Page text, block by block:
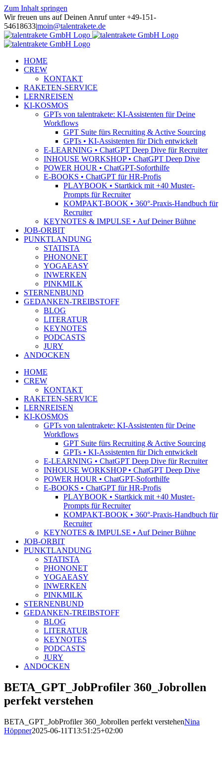
Zum Inhalt springen
Wir freuen uns auf Deinen Anruf unter +49-151-
54618633|moin@talentrakete.de
HOME
CREW
KONTAKT
RAKETEN-SERVICE
LERNREISEN
KI-KOSMOS
GPTs von talentrakete: KI-Assistenten für Deine
Workflows
GPT Suite fürs Recruiting & Active Sourcing
GPTs • KI-Assistenten für Dich entwickelt
E-LEARNING • ChatGPT Deep Dive für Recruiter
INHOUSE WORKSHOP • ChatGPT Deep Dive
POWER HOUR • ChatGPT-Soforthilfe
E-BOOKS • ChatGPT für HR-Profis
PLAYBOOK • Startkick mit +40 Muster-
Prompts für Recruiter
KOMPAKT-BOOK • 360°-Praxis-Handbuch für
Recruiter
KEYNOTES & IMPULSE • Auf Deiner Bühne
JOB-ORBIT
PUNKTLANDUNG
STATISTA
PHONONET
YOGAEASY
INWERKEN
PINKMILK
STERNENBUND
GEDANKEN-TREIBSTOFF
BLOG
LITERATUR
KEYNOTES
PODCASTS
JURY
ANDOCKEN
HOME
CREW
KONTAKT
RAKETEN-SERVICE
LERNREISEN
KI-KOSMOS
GPTs von talentrakete: KI-Assistenten für Deine
Workflows
GPT Suite fürs Recruiting & Active Sourcing
GPTs • KI-Assistenten für Dich entwickelt
E-LEARNING • ChatGPT Deep Dive für Recruiter
INHOUSE WORKSHOP • ChatGPT Deep Dive
POWER HOUR • ChatGPT-Soforthilfe
E-BOOKS • ChatGPT für HR-Profis
PLAYBOOK • Startkick mit +40 Muster-
Prompts für Recruiter
KOMPAKT-BOOK • 360°-Praxis-Handbuch für
Recruiter
KEYNOTES & IMPULSE • Auf Deiner Bühne
JOB-ORBIT
PUNKTLANDUNG
STATISTA
PHONONET
YOGAEASY
INWERKEN
PINKMILK
STERNENBUND
GEDANKEN-TREIBSTOFF
BLOG
LITERATUR
KEYNOTES
PODCASTS
JURY
ANDOCKEN
BETA_GPT_JobProfiler 360_Jobrollen
perfekt verstehen
BETA_GPT_JobProfiler 360_Jobrollen perfekt verstehenNina
Höppner2025-06-11T13:51:25+02:00